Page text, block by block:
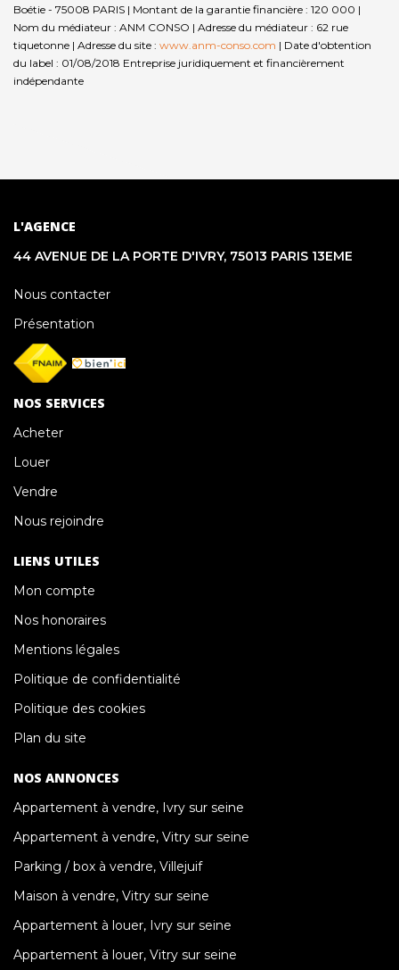
Boétie - 75008 PARIS | Montant de la garantie financière : 120 000 |
Nom du médiateur : ANM CONSO | Adresse du médiateur : 62 rue
tiquetonne | Adresse du site : www.anm-conso.com | Date d'obtention
du label : 01/08/2018 Entreprise juridiquement et financièrement
indépendante
L'AGENCE
44 AVENUE DE LA PORTE D'IVRY, 75013 PARIS 13EME
Nous contacter
Présentation
NOS SERVICES
Acheter
Louer
Vendre
Nous rejoindre
LIENS UTILES
Mon compte
Nos honoraires
Mentions légales
Politique de confidentialité
Politique des cookies
Plan du site
NOS ANNONCES
Appartement à vendre, Ivry sur seine
Appartement à vendre, Vitry sur seine
Parking / box à vendre, Villejuif
Maison à vendre, Vitry sur seine
Appartement à louer, Ivry sur seine
Appartement à louer, Vitry sur seine